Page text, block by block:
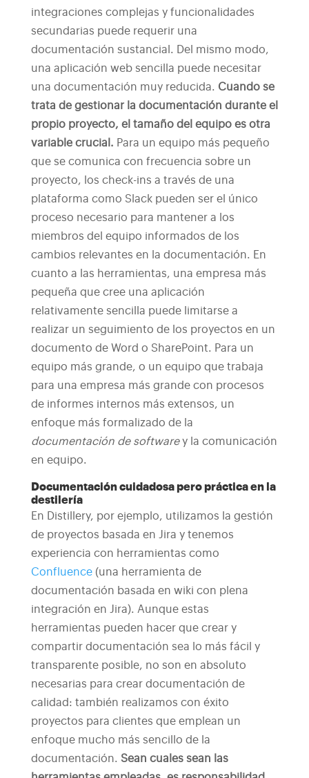
integraciones complejas y funcionalidades
secundarias puede requerir una
documentación sustancial. Del mismo modo,
una aplicación web sencilla puede necesitar
una documentación muy reducida. Cuando se
trata de gestionar la documentación durante el
propio proyecto, el tamaño del equipo es otra
variable crucial. Para un equipo más pequeño
que se comunica con frecuencia sobre un
proyecto, los check-ins a través de una
plataforma como Slack pueden ser el único
proceso necesario para mantener a los
miembros del equipo informados de los
cambios relevantes en la documentación. En
cuanto a las herramientas, una empresa más
pequeña que cree una aplicación
relativamente sencilla puede limitarse a
realizar un seguimiento de los proyectos en un
documento de Word o SharePoint. Para un
equipo más grande, o un equipo que trabaja
para una empresa más grande con procesos
de informes internos más extensos, un
enfoque más formalizado de la
documentación de software y la comunicación
en equipo.
Documentación cuidadosa pero práctica en la
destilería
En Distillery, por ejemplo, utilizamos la gestión
de proyectos basada en Jira y tenemos
experiencia con herramientas como
Confluence (una herramienta de
documentación basada en wiki con plena
integración en Jira). Aunque estas
herramientas pueden hacer que crear y
compartir documentación sea lo más fácil y
transparente posible, no son en absoluto
necesarias para crear documentación de
calidad: también realizamos con éxito
proyectos para clientes que emplean un
enfoque mucho más sencillo de la
documentación. Sean cuales sean las